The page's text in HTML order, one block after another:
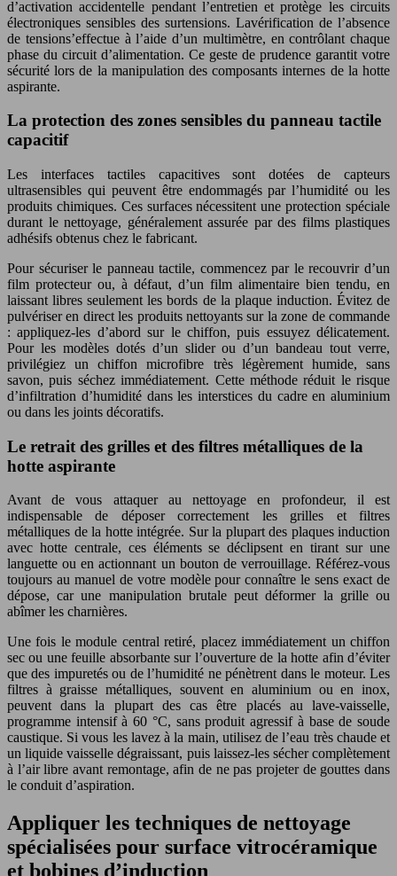
d’activation accidentelle pendant l’entretien et protège les circuits
électroniques sensibles des surtensions. Lavérification de l’absence
de tensions’effectue à l’aide d’un multimètre, en contrôlant chaque
phase du circuit d’alimentation. Ce geste de prudence garantit votre
sécurité lors de la manipulation des composants internes de la hotte
aspirante.
La protection des zones sensibles du panneau tactile
capacitif
Les interfaces tactiles capacitives sont dotées de capteurs
ultrasensibles qui peuvent être endommagés par l’humidité ou les
produits chimiques. Ces surfaces nécessitent une protection spéciale
durant le nettoyage, généralement assurée par des films plastiques
adhésifs obtenus chez le fabricant.
Pour sécuriser le panneau tactile, commencez par le recouvrir d’un
film protecteur ou, à défaut, d’un film alimentaire bien tendu, en
laissant libres seulement les bords de la plaque induction. Évitez de
pulvériser en direct les produits nettoyants sur la zone de commande
: appliquez-les d’abord sur le chiffon, puis essuyez délicatement.
Pour les modèles dotés d’un slider ou d’un bandeau tout verre,
privilégiez un chiffon microfibre très légèrement humide, sans
savon, puis séchez immédiatement. Cette méthode réduit le risque
d’infiltration d’humidité dans les interstices du cadre en aluminium
ou dans les joints décoratifs.
Le retrait des grilles et des filtres métalliques de la
hotte aspirante
Avant de vous attaquer au nettoyage en profondeur, il est
indispensable de déposer correctement les grilles et filtres
métalliques de la hotte intégrée. Sur la plupart des plaques induction
avec hotte centrale, ces éléments se déclipsent en tirant sur une
languette ou en actionnant un bouton de verrouillage. Référez-vous
toujours au manuel de votre modèle pour connaître le sens exact de
dépose, car une manipulation brutale peut déformer la grille ou
abîmer les charnières.
Une fois le module central retiré, placez immédiatement un chiffon
sec ou une feuille absorbante sur l’ouverture de la hotte afin d’éviter
que des impuretés ou de l’humidité ne pénètrent dans le moteur. Les
filtres à graisse métalliques, souvent en aluminium ou en inox,
peuvent dans la plupart des cas être placés au lave-vaisselle,
programme intensif à 60 °C, sans produit agressif à base de soude
caustique. Si vous les lavez à la main, utilisez de l’eau très chaude et
un liquide vaisselle dégraissant, puis laissez-les sécher complètement
à l’air libre avant remontage, afin de ne pas projeter de gouttes dans
le conduit d’aspiration.
Appliquer les techniques de nettoyage
spécialisées pour surface vitrocéramique
et bobines d’induction